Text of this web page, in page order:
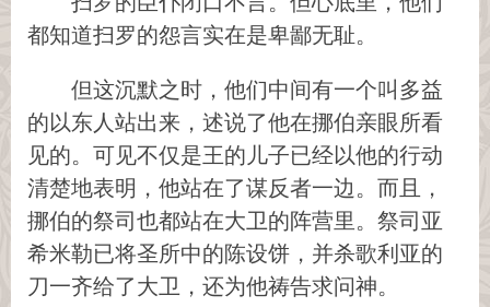
都知道扫罗的怨言实在是卑鄙无耻。
但这沉默之时，他们中间有一个叫多益
的以东人站出来，述说了他在挪伯亲眼所看
见的。可见不仅是王的儿子已经以他的行动
清楚地表明，他站在了谋反者一边。而且，
挪伯的祭司也都站在大卫的阵营里。祭司亚
希米勒已将圣所中的陈设饼，并杀歌利亚的
刀一齐给了大卫，还为他祷告求问神。